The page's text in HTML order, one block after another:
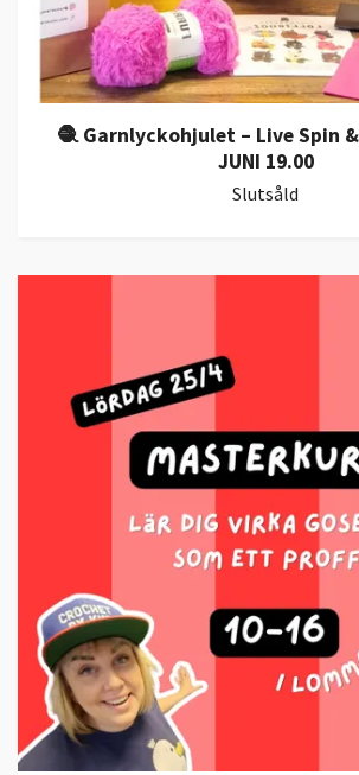
🧶 Garnlyckohjulet – Live Spin &
JUNI 19.00
Slutsåld